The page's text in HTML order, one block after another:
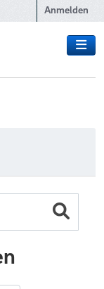
Anmelden